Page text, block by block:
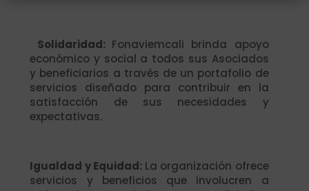
Solidaridad: Fonaviemcali brinda apoyo
económico y social a todos sus Asociados
y beneficiarios a través de un portafolio de
servicios diseñado para contribuir en la
satisfacción de sus necesidades y
expectativas.
Igualdad y Equidad: La organización ofrece
servicios y beneficios que involucren a